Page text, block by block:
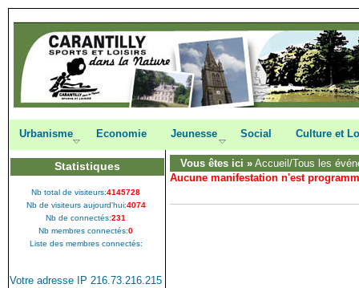
Urbanisme Economie Jeunesse Social Culture et
Statistiques
Nb total de visiteurs:4145728
Nb de visiteurs aujourd'hui:4074
Nb de connectés:231
Nb membres connectés:0
Liste des membres connectés:
Votre adresse IP 216.73.216.215
Vous êtes ici » Accueil /Tous les
Aucune manifestation n'est